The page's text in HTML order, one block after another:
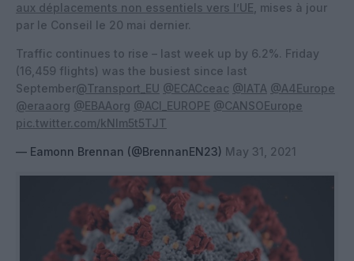
aux déplacements non essentiels vers l’UE , mises à jour
par le Conseil le 20 mai dernier.
Traffic continues to rise – last week up by 6.2%. Friday
(16,459 flights) was the busiest since last
September@Transport_EU @ECACceac @IATA @A4Europe
@eraaorg @EBAAorg @ACI_EUROPE @CANSOEurope
pic.twitter.com/kNlm5t5TJT
— Eamonn Brennan (@BrennanEN23) May 31, 2021